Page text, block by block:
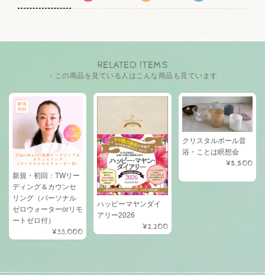
RELATED ITEMS
・この商品を見ている人はこんな商品も見ています
新規・初回：TWリー
ディング＆カウンセ
リング（パーソナル
ゼロウォーターorリモ
ートゼロ付）
¥33,000
ハッピーマヤンダイ
アリー2026
¥2,200
クリスタルボール音
浴・ことは瞑想会
¥5,500